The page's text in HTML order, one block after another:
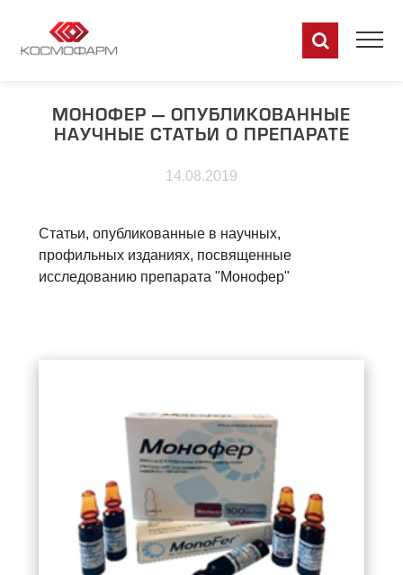
МОНОФЕР — ОПУБЛИКОВАННЫЕ
НАУЧНЫЕ СТАТЬИ О ПРЕПАРАТЕ
14.08.2019
Статьи, опубликованные в научных,
профильных изданиях, посвященные
исследованию препарата "Монофер"